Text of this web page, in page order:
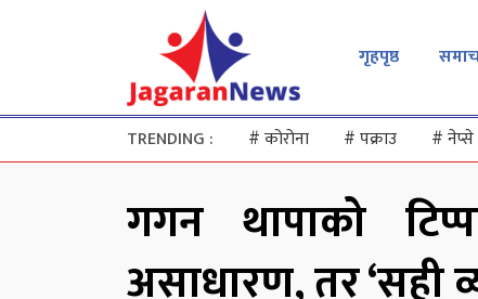
गृहपृष्ठ
TRENDING : #कोरोना #पक्राउ #नेप्से
गगन थापाको
असाधारण, तर ‘सही